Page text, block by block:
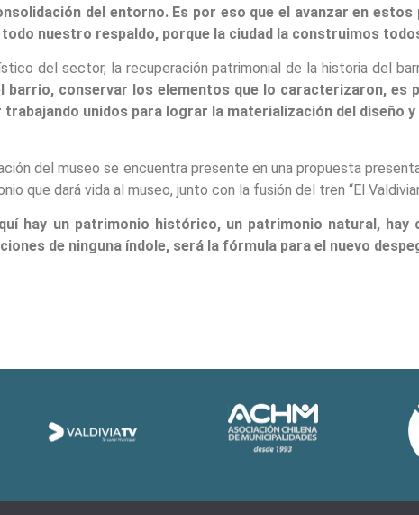
del entorno. Es por eso que el avanzar en
nuestro respaldo, porque la ciudad la construimos
del sector, la recuperación patrimonial de la historia del
barrio, conservar los elementos que lo caracterizaron, es
unidos para lograr la materialización del diseño
del museo se encuentra presente en una propuesta
que dará vida al museo, junto con la fusión del tren “El
hay un patrimonio histórico, un patrimonio natural,
de ninguna índole, será la fórmula para el nuevo